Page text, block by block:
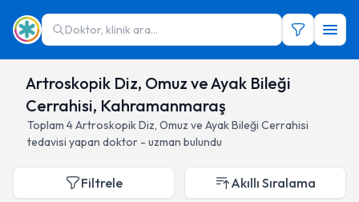
Doktor, klinik ara...
Artroskopik Diz, Omuz ve Ayak Bileği
Cerrahisi, Kahramanmaraş
Toplam 4Artroskopik Diz, Omuz ve Ayak Bileği Cerrahisi
tedavisi yapan doktor - uzman bulundu
Filtrele Akıllı Sıralama